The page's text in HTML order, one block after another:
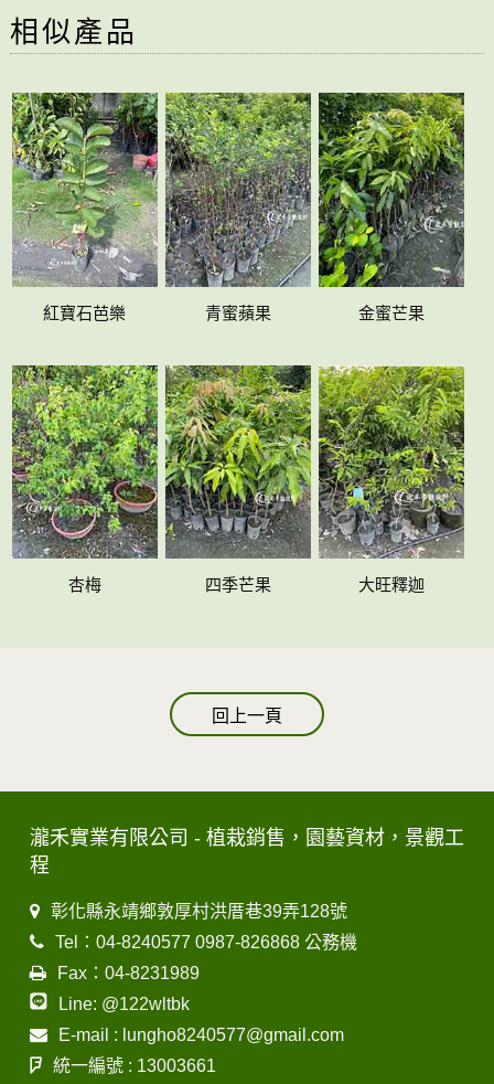
相似產品
紅寶石芭樂 青蜜蘋果 金蜜芒果
杏梅 四季芒果 大旺釋迦
回上一頁
瀧禾實業有限公司 - 植栽銷售，園藝資材，景觀工
程
彰化縣永靖鄉敦厚村洪厝巷39弄128號
Tel：04-8240577 0987-826868 公務機
Fax：04-8231989
Line: @122wltbk
E-mail : lungho8240577@gmail.com
統一編號 : 13003661